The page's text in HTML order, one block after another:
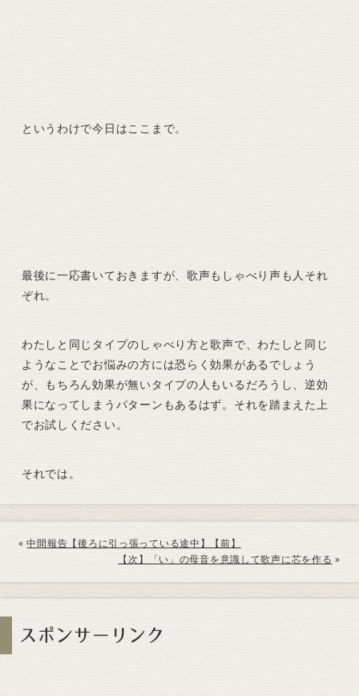
というわけで今日はここまで。
最後に一応書いておきますが、歌声もしゃべり声も人それ
ぞれ。
わたしと同じタイプのしゃべり方と歌声で、わたしと同じ
ようなことでお悩みの方には恐らく効果があるでしょう
が、もちろん効果が無いタイプの人もいるだろうし、逆効
果になってしまうパターンもあるはず。それを踏まえた上
でお試しください。
それでは。
«中間報告【後ろに引っ張っている途中】【前】
【次】「い」の母音を意識して歌声に芯を作る »
スポンサーリンク